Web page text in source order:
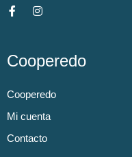
Cooperedo
Cooperedo
Mi cuenta
Contacto